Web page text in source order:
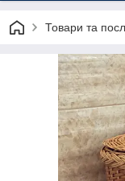
Товари та